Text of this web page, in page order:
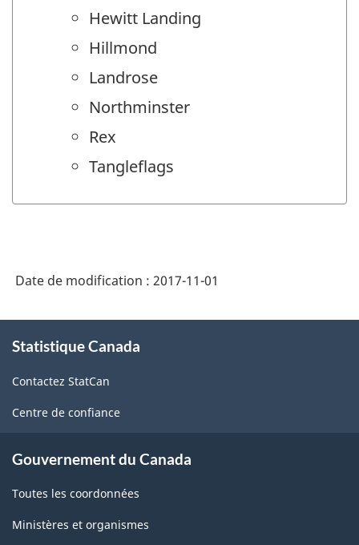
Hewitt Landing
Hillmond
Landrose
Northminster
Rex
Tangleflags
Date de modification : 2017-11-01
propos
ce
site
Statistique Canada
Contactez StatCan
Centre de confiance
Gouvernement du Canada
Toutes les coordonnées
Ministères et organismes